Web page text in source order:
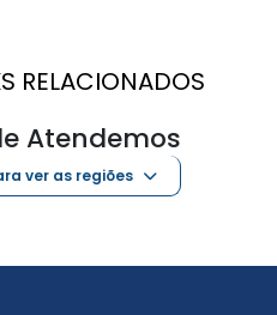
RELACIONADOS
Atendemos
ver as regiões